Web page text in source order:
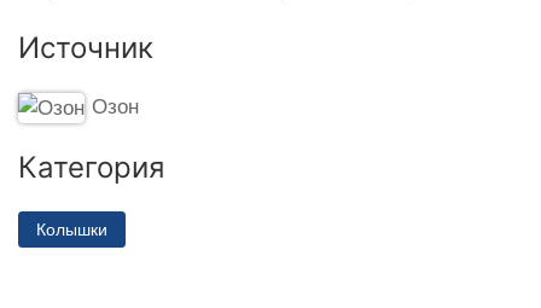
Источник
Озон
Категория
Колышки